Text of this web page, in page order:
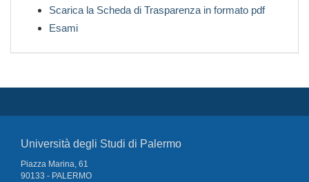
Scarica la Scheda di Trasparenza in formato pdf
Esami
Università degli Studi di Palermo
Piazza Marina, 61
90133 - PALERMO